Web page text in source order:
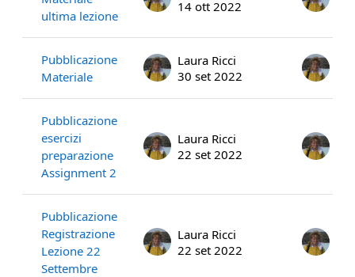
ultima lezione
14 ott 2022
Pubblicazione
Materiale
Laura Ricci
30 set 2022
Pubblicazione
esercizi
preparazione
Assignment 2
Laura Ricci
22 set 2022
Pubblicazione
Registrazione
Lezione 22
Settembre
Laura Ricci
22 set 2022